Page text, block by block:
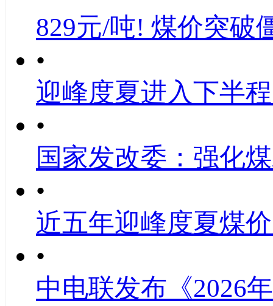
829元/吨! 煤价突破
•
迎峰度夏进入下半
•
国家发改委：强化
•
近五年迎峰度夏煤
•
中电联发布《2026